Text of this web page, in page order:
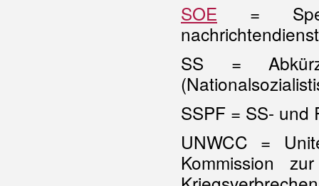
SOE =
SS =
SSPF = SS- und
UNWCC =
Kommission